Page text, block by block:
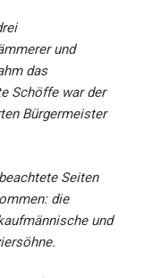
und
das
Schöffe war der
Bürgermeister
Seiten
die
und